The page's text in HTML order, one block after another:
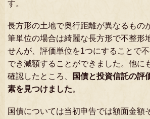
す。
長方形の土地で奥行距離が異なるもの
筆単位の場合は綺麗な長方形で不整形
せんが、評価単位を1つにすることで
でき減額することができました。他に
確認したところ、
国債と投資信託の評
素を見つけました。
国債については当初申告では額面金額